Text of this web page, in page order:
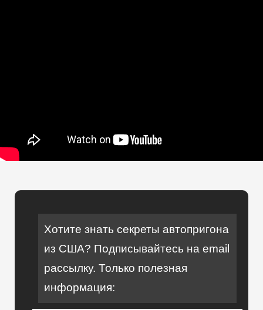
Хотите знать секреты автопригона
из США? Подписывайтесь на email
рассылку. Только полезная
информация: